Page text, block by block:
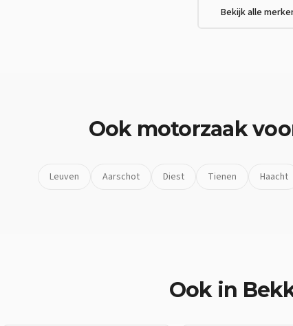
Bekijk alle
Ook motorzaak
Leuven Aarschot Diest Tienen Haacht
Ook in